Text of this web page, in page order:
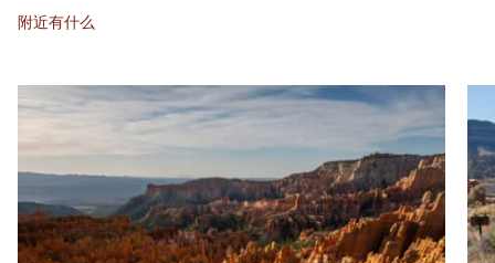
附近有什么